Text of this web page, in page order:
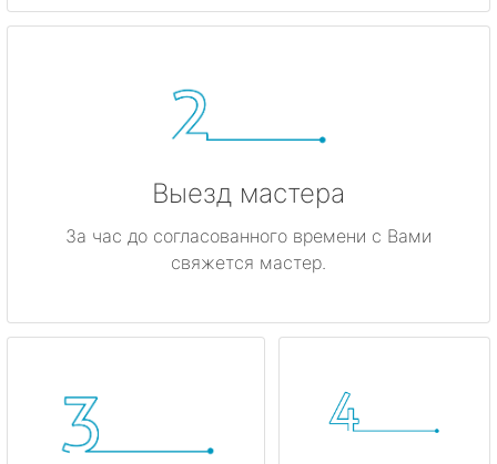
Выезд мастера
За час до согласованного времени с Вами
свяжется мастер.